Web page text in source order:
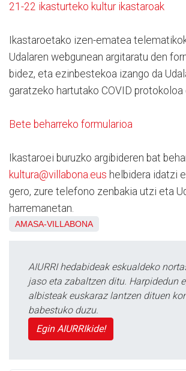
21-22 ikasturteko kultur ikastaroak
Ikastaroetako izen-ematea
Udalaren webgunean argitaratu den
bidez, eta ezinbestekoa izango da
garatzeko hartutako COVID protokoloa
Bete beharreko formularioa
Ikastaroei buruzko argibideren bat
kultura@villabona.eus helbidera idatzi
gero, zure telefono zenbakia utzi eta
harremanetan.
AMASA-VILLABONA
AIURRI hedabideak eskualdeko
jaso eta zabaltzen ditu. Harpidedun
albisteak euskaraz lantzen dituen
babestuko duzu.
Egin AIURRIkide!